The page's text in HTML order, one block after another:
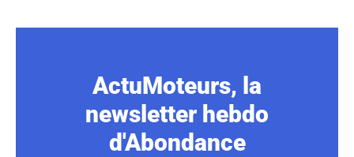
ActuMoteurs, la
newsletter hebdo
d'Abondance